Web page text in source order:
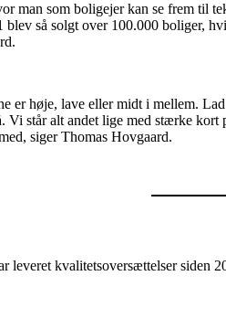
som boligejer kan se frem til
så solgt over 100.000
er høje, lave eller midt i mellem.
står alt andet lige med stærke
siger Thomas Hovgaard.
leveret kvalitetsoversættelser